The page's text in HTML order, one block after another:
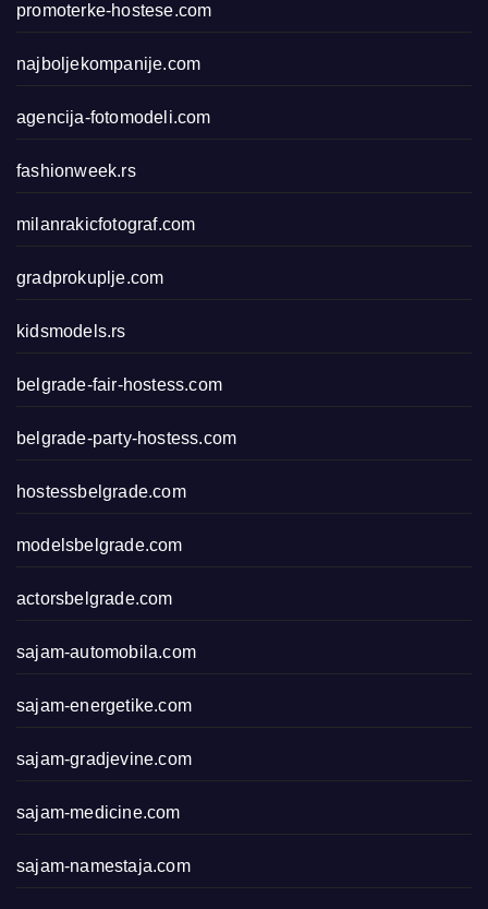
promoterke-hostese.com
najboljekompanije.com
agencija-fotomodeli.com
fashionweek.rs
milanrakicfotograf.com
gradprokuplje.com
kidsmodels.rs
belgrade-fair-hostess.com
belgrade-party-hostess.com
hostessbelgrade.com
modelsbelgrade.com
actorsbelgrade.com
sajam-automobila.com
sajam-energetike.com
sajam-gradjevine.com
sajam-medicine.com
sajam-namestaja.com